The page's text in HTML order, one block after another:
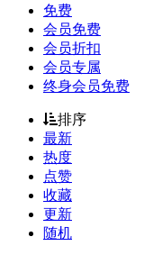
免费
会员免费
会员折扣
会员专属
终身会员免费
排序
最新
热度
点赞
收藏
更新
随机